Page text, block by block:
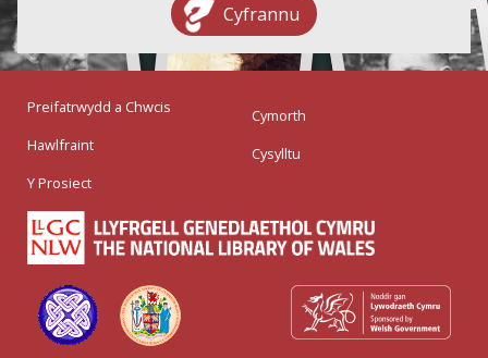
Cyfrannu
Preifatrwydd a Chwcis
Hawlfraint
Y Prosiect
Cymorth
Cysylltu